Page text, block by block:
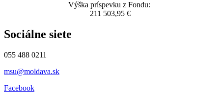
Výška príspevku z Fondu:
211 503,95 €
Sociálne siete
055 488 0211
msu@moldava.sk
Facebook